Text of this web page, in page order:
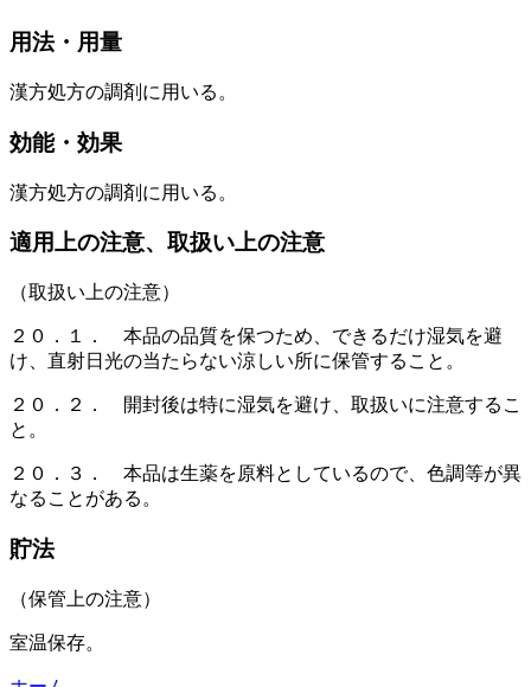
用法・用量
漢方処方の調剤に用いる。
効能・効果
漢方処方の調剤に用いる。
適用上の注意、取扱い上の注意
（取扱い上の注意）
２０．１． 本品の品質を保つため、できるだけ湿気を避
け、直射日光の当たらない涼しい所に保管すること。
２０．２． 開封後は特に湿気を避け、取扱いに注意するこ
と。
２０．３． 本品は生薬を原料としているので、色調等が異
なることがある。
貯法
（保管上の注意）
室温保存。